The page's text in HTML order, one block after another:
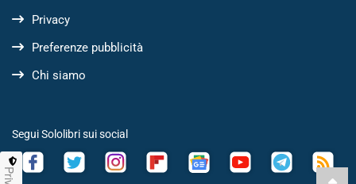
Privacy
Preferenze pubblicità
Chi siamo
Segui Sololibri sui social